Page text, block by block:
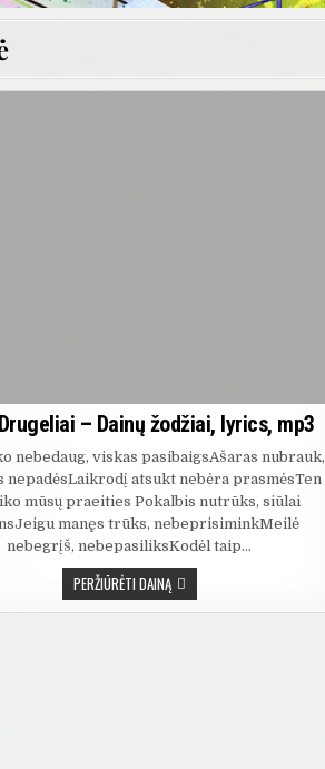
– Dainų žodžiai, lyrics, mp3
nebedaug, viskas pasibaigsAšaras nubrauk,
nepadėsLaikrodį atsukt nebėra prasmėsTen
mūsų praeities Pokalbis nutrūks, siūlai
manęs trūks, nebeprisiminkMeilė
nebegrįš, nebepasiliksKodėl taip…
PERŽIŪRĖTI DAINĄIGLĖ
–
DRUGELIAI